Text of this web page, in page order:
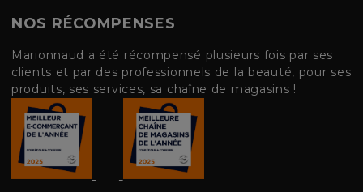
NOS RÉCOMPENSES
Marionnaud a été récompensé plusieurs fois par ses
clients et par des professionnels de la beauté, pour ses
produits, ses services, sa chaîne de magasins !